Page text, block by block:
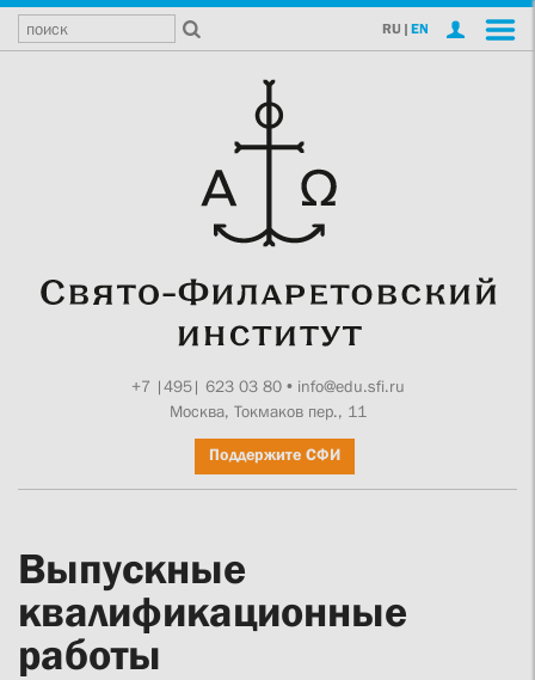
RU | EN
+7 |495| 623 03 80• info@edu.sfi.ru
Москва, Токмаков пер., 11
Поддержите СФИ
Выпускные
квалификационные
работы